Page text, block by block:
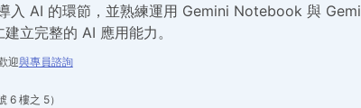
入 AI 的環節，並熟練運用 Gemini Notebook 與
立完整的 AI 應用能力。
迎與專員諮詢
6 樓之 5）